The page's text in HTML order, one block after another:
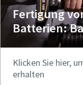
Fertigung
Batterien:
Klicken Sie hier,
erhalten